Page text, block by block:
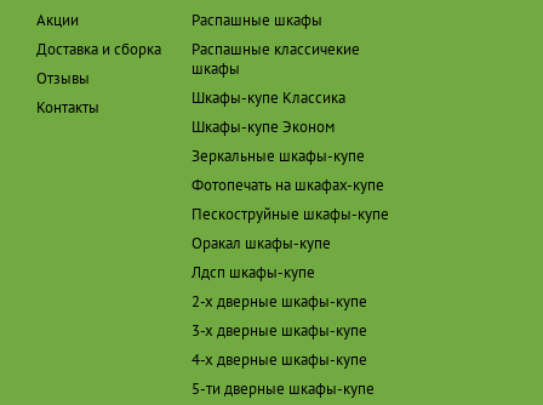
Акции
Доставка и сборка
Отзывы
Контакты
Распашные шкафы
Распашные классичекие
шкафы
Шкафы-купе Классика
Шкафы-купе Эконом
Зеркальные шкафы-купе
Фотопечать на шкафах-купе
Пескоструйные шкафы-купе
Оракал шкафы-купе
Лдсп шкафы-купе
2-х дверные шкафы-купе
3-х дверные шкафы-купе
4-х дверные шкафы-купе
5-ти дверные шкафы-купе